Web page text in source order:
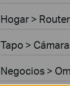
Hogar >
Tapo >
Negocios >